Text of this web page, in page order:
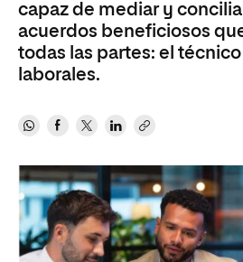
capaz de mediar y
acuerdos beneficiosos
todas las partes: el
laborales.